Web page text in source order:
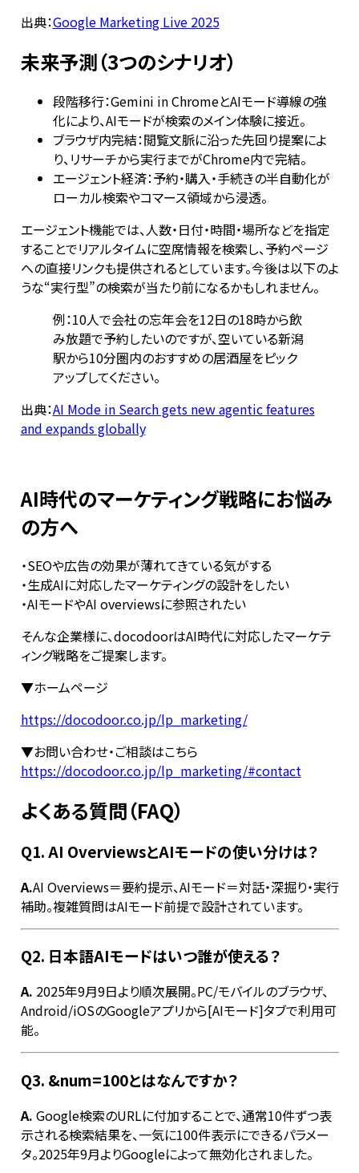
出典：Google Marketing Live 2025
未来予測（3つのシナリオ）
段階移行：Gemini in ChromeとAIモード導線の強
化により、AIモードが検索のメイン体験に接近。
ブラウザ内完結：閲覧文脈に沿った先回り提案によ
り、リサーチから実行までがChrome内で完結。
エージェント経済：予約・購入・手続きの半自動化が
ローカル検索やコマース領域から浸透。
エージェント機能では、人数・日付・時間・場所などを指定
することでリアルタイムに空席情報を検索し、予約ページ
への直接リンクも提供されるとしています。今後は以下のよ
うな“実行型”の検索が当たり前になるかもしれません。
例：10人で会社の忘年会を12日の18時から飲
み放題で予約したいのですが、空いている新潟
駅から10分圏内のおすすめの居酒屋をピック
アップしてください。
出典：AI Mode in Search gets new agentic features
and expands globally
AI時代のマーケティング戦略にお悩み
の方へ
・SEOや広告の効果が薄れてきている気がする
・生成AIに対応したマーケティングの設計をしたい
・AIモードやAI overviewsに参照されたい
そんな企業様に、docodoorはAI時代に対応したマーケテ
ィング戦略をご提案します。
▼ホームページ
https://docodoor.co.jp/lp_marketing/
▼お問い合わせ・ご相談はこちら
https://docodoor.co.jp/lp_marketing/#contact
よくある質問（FAQ）
Q1.AI OverviewsとAIモードの使い分けは？
A.AI Overviews＝要約提示、AIモード＝対話・深掘り・実行
補助。複雑質問はAIモード前提で設計されています。
Q2. 日本語AIモードはいつ誰が使える？
A. 2025年9月9日より順次展開。PC/モバイルのブラウザ、
Android/iOSのGoogleアプリから[AIモード]タブで利用可
能。
Q3. &num=100とはなんですか？
A. Google検索のURLに付加することで、通常10件ずつ表
示される検索結果を、一気に100件表示にできるパラメー
タ。2025年9月よりGoogleによって無効化されました。